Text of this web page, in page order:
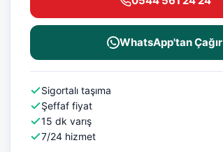
WhatsApp'tan Çağır
Sigortalı taşıma
Şeffaf fiyat
15 dk varış
7/24 hizmet